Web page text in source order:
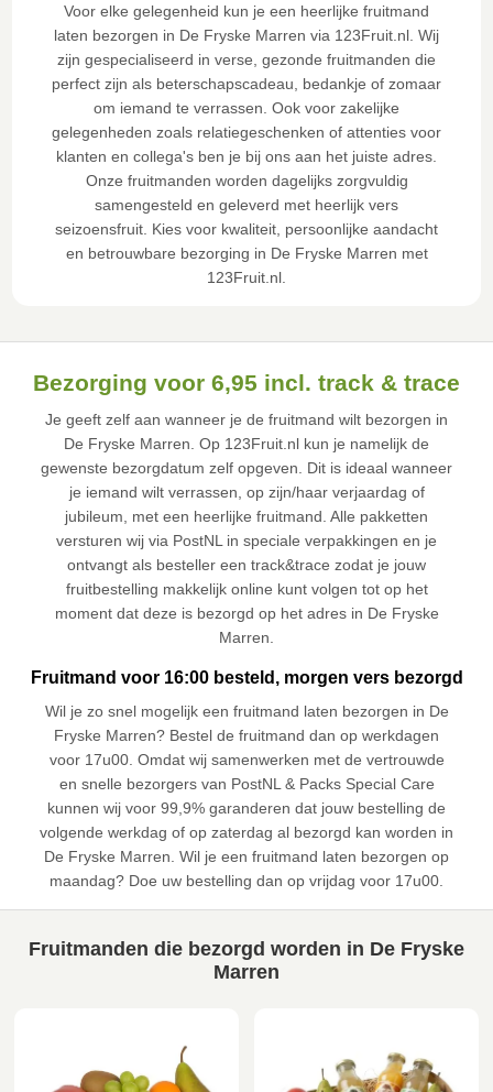
Voor elke gelegenheid kun je een heerlijke fruitmand
laten bezorgen in De Fryske Marren via 123Fruit.nl. Wij
zijn gespecialiseerd in verse, gezonde fruitmanden die
perfect zijn als beterschapscadeau, bedankje of zomaar
om iemand te verrassen. Ook voor zakelijke
gelegenheden zoals relatiegeschenken of attenties voor
klanten en collega's ben je bij ons aan het juiste adres.
Onze fruitmanden worden dagelijks zorgvuldig
samengesteld en geleverd met heerlijk vers
seizoensfruit. Kies voor kwaliteit, persoonlijke aandacht
en betrouwbare bezorging in De Fryske Marren met
123Fruit.nl.
Bezorging voor 6,95 incl. track & trace
Je geeft zelf aan wanneer je de fruitmand wilt bezorgen in
De Fryske Marren. Op 123Fruit.nl kun je namelijk de
gewenste bezorgdatum zelf opgeven. Dit is ideaal wanneer
je iemand wilt verrassen, op zijn/haar verjaardag of
jubileum, met een heerlijke fruitmand. Alle pakketten
versturen wij via PostNL in speciale verpakkingen en je
ontvangt als besteller een track&trace zodat je jouw
fruitbestelling makkelijk online kunt volgen tot op het
moment dat deze is bezorgd op het adres in De Fryske
Marren.
Fruitmand voor 16:00 besteld, morgen vers bezorgd
Wil je zo snel mogelijk een fruitmand laten bezorgen in De
Fryske Marren? Bestel de fruitmand dan op werkdagen
voor 17u00. Omdat wij samenwerken met de vertrouwde
en snelle bezorgers van PostNL & Packs Special Care
kunnen wij voor 99,9% garanderen dat jouw bestelling de
volgende werkdag of op zaterdag al bezorgd kan worden in
De Fryske Marren. Wil je een fruitmand laten bezorgen op
maandag? Doe uw bestelling dan op vrijdag voor 17u00.
Fruitmanden die bezorgd worden in De Fryske
Marren